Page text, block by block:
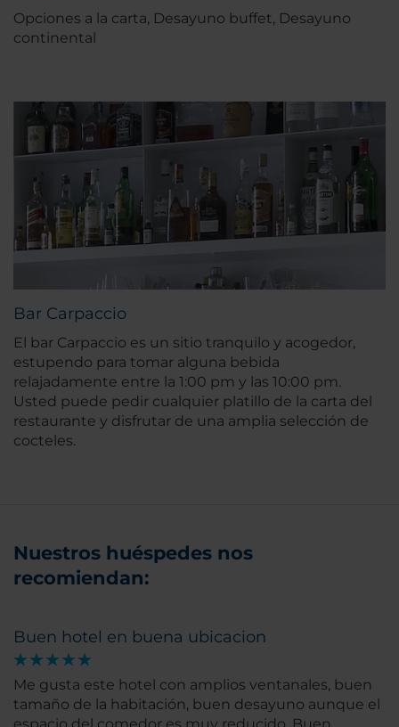
Opciones a la carta, Desayuno buffet, Desayuno
continental
Bar Carpaccio
El bar Carpaccio es un sitio tranquilo y acogedor,
estupendo para tomar alguna bebida
relajadamente entre la 1:00 pm y las 10:00 pm.
Usted puede pedir cualquier platillo de la carta del
restaurante y disfrutar de una amplia selección de
cocteles.
Nuestros huéspedes nos
recomiendan:
Buen hotel en buena ubicacion
Me gusta este hotel con amplios ventanales, buen
tamaño de la habitación, buen desayuno aunque el